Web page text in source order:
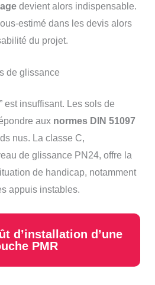
devient alors indispensable.
estimé dans les devis alors
du projet.
de glissance
est insuffisant. Les sols de
aux normes DIN 51097
nus. La classe C,
de glissance PN24, offre la
de handicap, notamment
appuis instables.
d’installation d’une
PMR